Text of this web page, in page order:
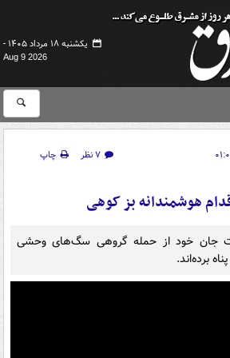
یکشنبه ۱۸ مرداد ۱۴۰۵ -
Aug 9 2026
۷ نظر
چاپ
هوشمندانه بز کوهی
جان خود از حمله گروهی سگ‌های وحشی
برده‌اند.